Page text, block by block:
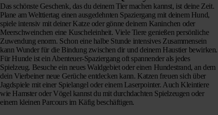
Das schönste Geschenk, das du deinem Tier machen kannst, ist deine Zeit.
Plane am Welttiertag einen ausgedehnten Spaziergang mit deinem Hund,
spiele intensiv mit deiner Katze oder gönne deinem Kaninchen oder
Meerschweinchen eine Kuscheleinheit. Viele Tiere genießen persönliche
Zuwendung enorm. Schon eine halbe Stunde intensives Zusammensein
kann Wunder für die Bindung zwischen dir und deinem Haustier bewirken.
Für Hunde ist ein Abenteuer-Spaziergang oft spannender als jedes
Spielzeug. Besuche ein neues Waldgebiet oder einen Hundestrand, an dem
dein Vierbeiner neue Gerüche entdecken kann. Katzen freuen sich über
Jagdspiele mit einer Spielangel oder einem Laserpointer. Auch Kleintiere
wie Hamster oder Vögel kannst du mit durchdachten Spielzeugen oder
einem kleinen Parcours im Käfig beschäftigen.